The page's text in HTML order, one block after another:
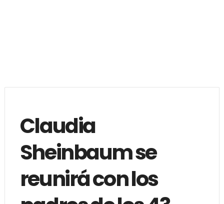
Claudia
Sheinbaum se
reunirá con los